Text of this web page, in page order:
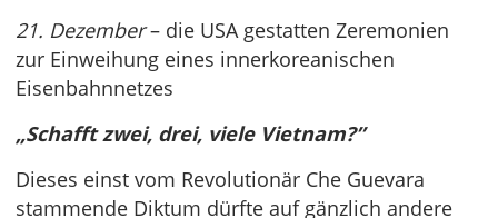
21. Dezember– die USA gestatten Zeremonien
zur Einweihung eines innerkoreanischen
Eisenbahnnetzes
„Schafft zwei, drei, viele Vietnam?”
Dieses einst vom Revolutionär Che Guevara
stammende Diktum dürfte auf gänzlich andere